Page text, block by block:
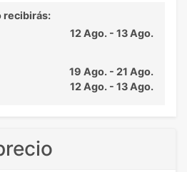
recibirás:
12 Ago. - 13 Ago.
19 Ago. - 21 Ago.
12 Ago. - 13 Ago.